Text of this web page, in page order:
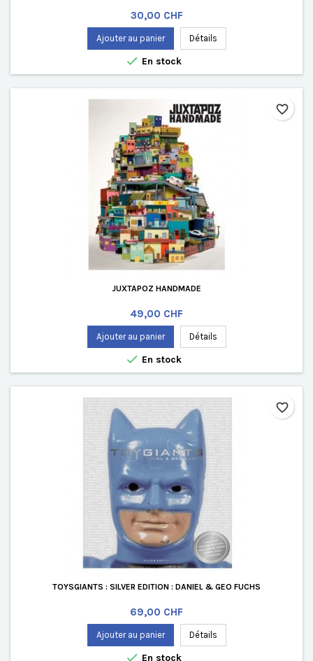
Prix
30,00 CHF
Ajouter au panier Détails
 En stock
JUXTAPOZ HANDMADE
Prix
49,00 CHF
Ajouter au panier Détails
 En stock
favorite_border
TOYSGIANTS : SILVER EDITION : DANIEL & GEO FUCHS
Prix
69,00 CHF
Ajouter au panier Détails
 En stock
favorite_border